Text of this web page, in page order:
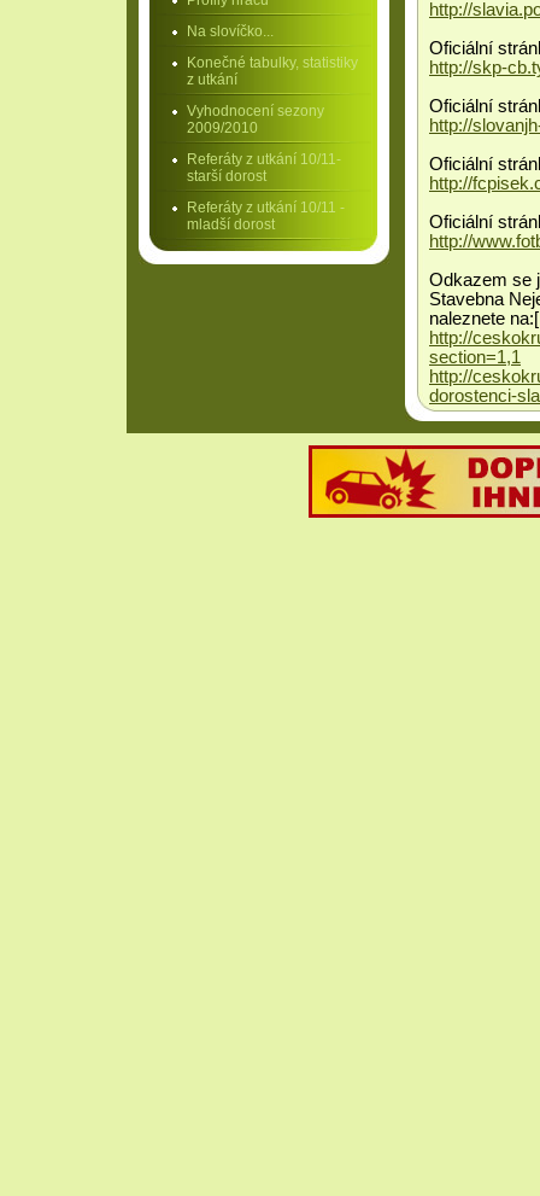
http://
Oficiální
http://skp-
Oficiální
http://
Oficiální
http://
Oficiální
http://
Odkazem se
Stavebna
naleznete
http://
section=1,1
http://
dorostenci-
Na slovíčko...
Konečné tabulky, statistiky
z utkání
Vyhodnocení sezony
2009/2010
Referáty z utkání 10/11-
starší dorost
Referáty z utkání 10/11 -
mladší dorost